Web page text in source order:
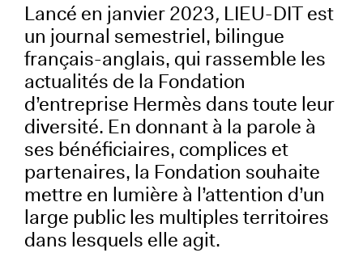
Lancé en janvier 2023, LIEU-DIT est
un journal semestriel, bilingue
français-anglais, qui rassemble les
actualités de la Fondation
d’entreprise Hermès dans toute leur
diversité. En donnant à la parole à
ses bénéficiaires, complices et
partenaires, la Fondation souhaite
mettre en lumière à l’attention d’un
large public les multiples territoires
dans lesquels elle agit.